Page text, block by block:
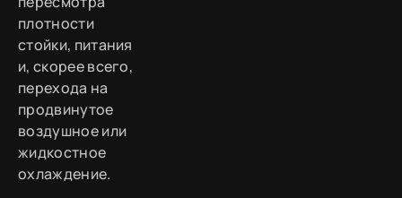
плотности
стойки, питания
и, скорее всего,
перехода на
продвинутое
воздушное или
жидкостное
охлаждение.